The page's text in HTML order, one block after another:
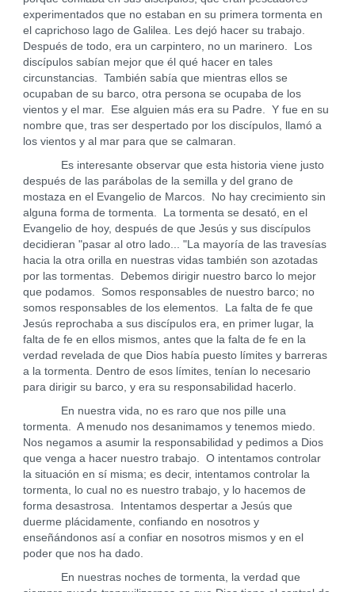
experimentados que no estaban en su primera tormenta en
el caprichoso lago de Galilea. Les dejó hacer su trabajo.
Después de todo, era un carpintero, no un marinero. Los
discípulos sabían mejor que él qué hacer en tales
circunstancias. También sabía que mientras ellos se
ocupaban de su barco, otra persona se ocupaba de los
vientos y el mar. Ese alguien más era su Padre. Y fue en su
nombre que, tras ser despertado por los discípulos, llamó a
los vientos y al mar para que se calmaran.
Es interesante observar que esta historia viene justo
después de las parábolas de la semilla y del grano de
mostaza en el Evangelio de Marcos. No hay crecimiento sin
alguna forma de tormenta. La tormenta se desató, en el
Evangelio de hoy, después de que Jesús y sus discípulos
decidieran "pasar al otro lado... "La mayoría de las travesías
hacia la otra orilla en nuestras vidas también son azotadas
por las tormentas. Debemos dirigir nuestro barco lo mejor
que podamos. Somos responsables de nuestro barco; no
somos responsables de los elementos. La falta de fe que
Jesús reprochaba a sus discípulos era, en primer lugar, la
falta de fe en ellos mismos, antes que la falta de fe en la
verdad revelada de que Dios había puesto límites y barreras
a la tormenta. Dentro de esos límites, tenían lo necesario
para dirigir su barco, y era su responsabilidad hacerlo.
En nuestra vida, no es raro que nos pille una
tormenta. A menudo nos desanimamos y tenemos miedo.
Nos negamos a asumir la responsabilidad y pedimos a Dios
que venga a hacer nuestro trabajo. O intentamos controlar
la situación en sí misma; es decir, intentamos controlar la
tormenta, lo cual no es nuestro trabajo, y lo hacemos de
forma desastrosa. Intentamos despertar a Jesús que
duerme plácidamente, confiando en nosotros y
enseñándonos así a confiar en nosotros mismos y en el
poder que nos ha dado.
En nuestras noches de tormenta, la verdad que